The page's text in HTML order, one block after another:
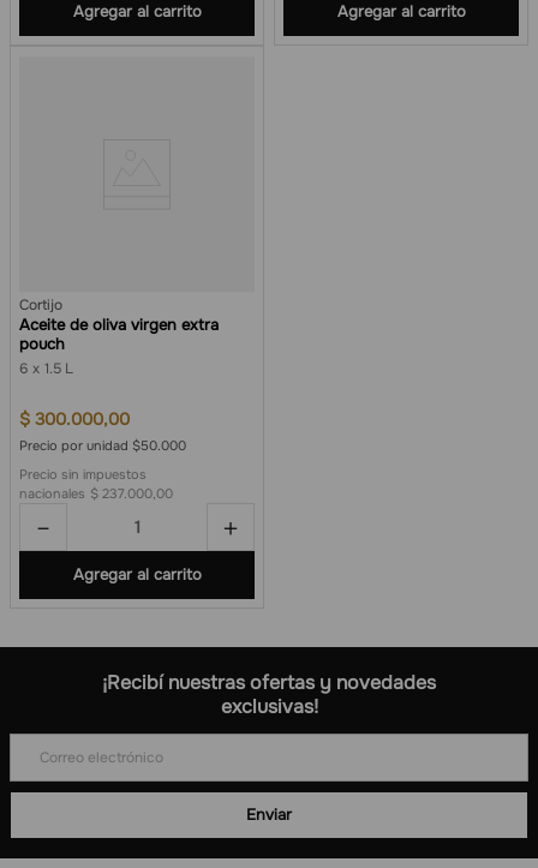
Agregar al carrito Agregar al carrito
Cortijo
Aceite de oliva virgen extra
pouch
6 1.5 L
$ 300.000,00
Precio por unidad $50.000
Precio sin impuestos
nacionales $ 237.000,00
＋
－
Agregar al carrito
¡Recibí nuestras ofertas y novedades
exclusivas!